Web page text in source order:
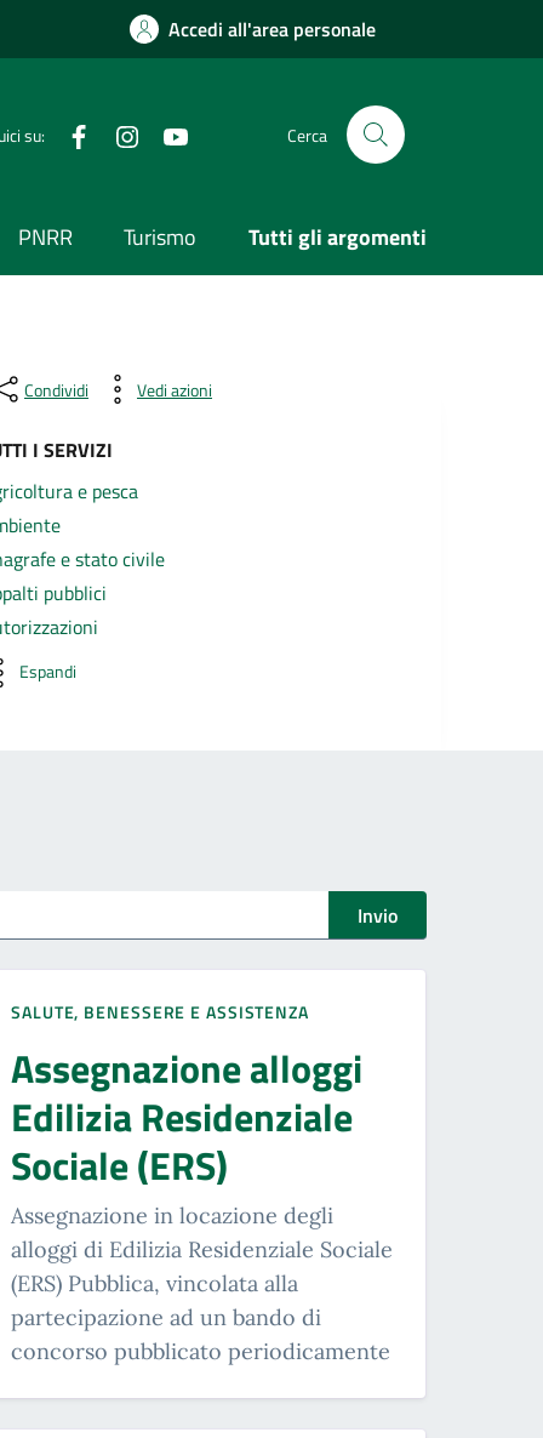
Accedi all'area personale
su: Visita la nostra pagina Facebook
Segui il nostro profilo su Instagram
Visita il nostro canale YouTube
Cerca
PNRR Turismo Tutti gli argomenti
Condividi Vedi azioni
I SERVIZI
e pesca
e stato civile
pubblici
Espandi
Invio
SALUTE, BENESSERE E ASSISTENZA
Assegnazione alloggi
Edilizia Residenziale
Sociale (ERS)
Assegnazione in locazione degli
alloggi di Edilizia Residenziale Sociale
(ERS) Pubblica, vincolata alla
partecipazione ad un bando di
concorso pubblicato periodicamente